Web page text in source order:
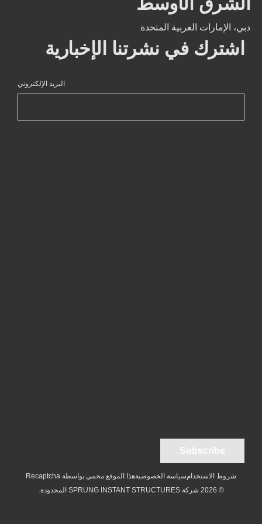
الشرق الأوسط
دبي، الإمارات العربية المتحدة
اشترك في نشرتنا الإخبارية
البريد الإلكتروني
شروط الاستخدام سياسة الخصوصيةهذا الموقع محمي بواسطة Recaptcha
© 2026 شركة SPRUNG INSTANT STRUCTURES المحدودة.